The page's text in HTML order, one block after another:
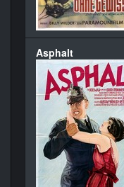
Asphalt